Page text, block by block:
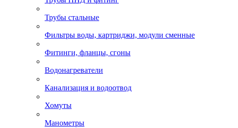
Трубы стальные
Фильтры воды, картриджи, модули сменные
Фитинги, фланцы, сгоны
Водонагреватели
Канализация и водоотвод
Хомуты
Манометры